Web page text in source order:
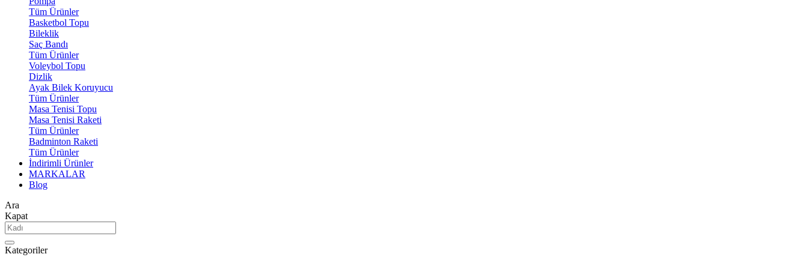
Tüm Ürünler
Basketbol Topu
Bileklik
Saç Bandı
Tüm Ürünler
Voleybol Topu
Dizlik
Ayak Bilek Koruyucu
Tüm Ürünler
Masa Tenisi Topu
Masa Tenisi Raketi
Tüm Ürünler
Badminton Raketi
Tüm Ürünler
İndirimli Ürünler
MARKALAR
Blog
Ara
Kapat
Kategoriler